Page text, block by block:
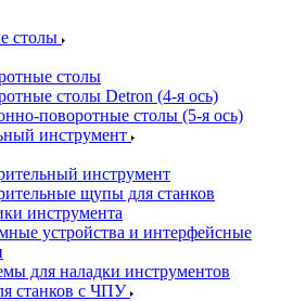
столы
столы
столы Detron (4-я ось)
поворотные столы (5-я ось)
инструмент
инструмент
щупы для станков
инструмента
устройства и интерфейсные
для наладки инструментов
станков с ЧПУ